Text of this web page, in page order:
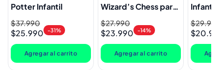
Potter Infantil
Precio
habitual
$37.990
Precio
de
oferta
$25.990 -31%
Agregar al carrito
Wizard’s Chess para
Principiantes
Precio
habitual
$27.990
Precio
de
oferta
$23.990 -14%
Agregar al carrito
Infantil
Precio
habitual
Precio
de
oferta